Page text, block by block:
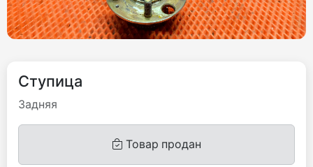
Ступица
Задняя
Товар продан